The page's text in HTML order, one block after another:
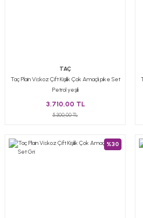
TAÇ
Taç Plain Viskoz Çift Kişilik Çok Amaçlı pike Set
Petrol yeşili
3.710,00 TL
5.300,00 TL
%30